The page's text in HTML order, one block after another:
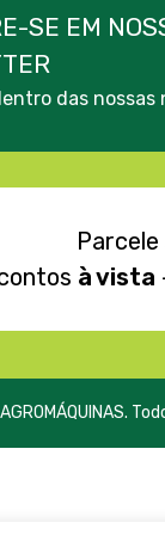
SE EM
das nossas
à vista